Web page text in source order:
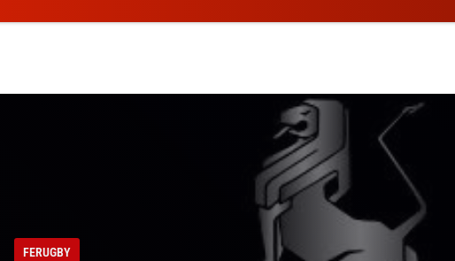
LA I GALA DEL RUGBY
FERUGBY